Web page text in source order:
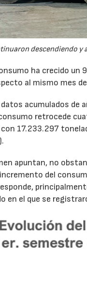
descendiendo y
ha crecido un
al mismo mes
datos acumulados
retrocede
17.233.297
apuntan, no
del
en el que se